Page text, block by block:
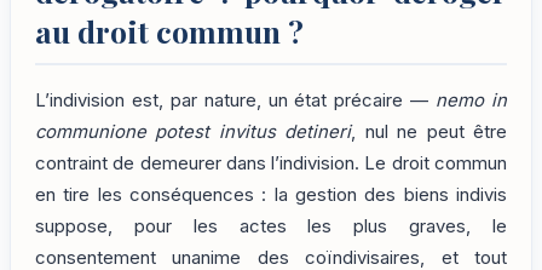
au droit commun ?
L’indivision est, par nature, un état précaire — nemo in
communione potest invitus detineri, nul ne peut être
contraint de demeurer dans l’indivision. Le droit commun
en tire les conséquences : la gestion des biens indivis
suppose, pour les actes les plus graves, le
consentement unanime des coïndivisaires, et tout